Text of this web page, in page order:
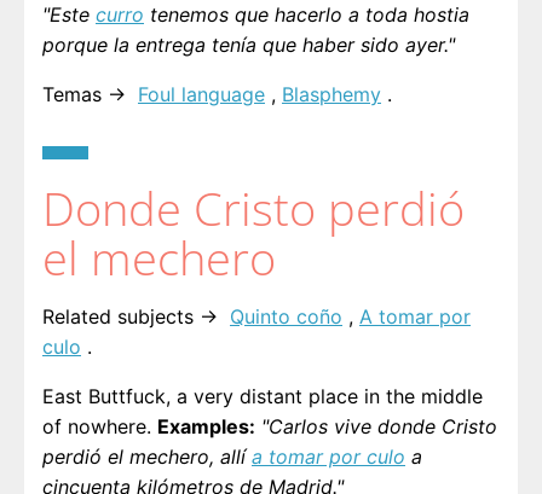
"Este curro tenemos que hacerlo a toda hostia
porque la entrega tenía que haber sido ayer."
Temas → Foul language , Blasphemy .
Donde Cristo perdió
el mechero
Related subjects → Quinto coño , A tomar por
culo .
East Buttfuck, a very distant place in the middle
of nowhere. Examples: "Carlos vive donde Cristo
perdió el mechero, allía tomar por culo a
cincuenta kilómetros de Madrid."